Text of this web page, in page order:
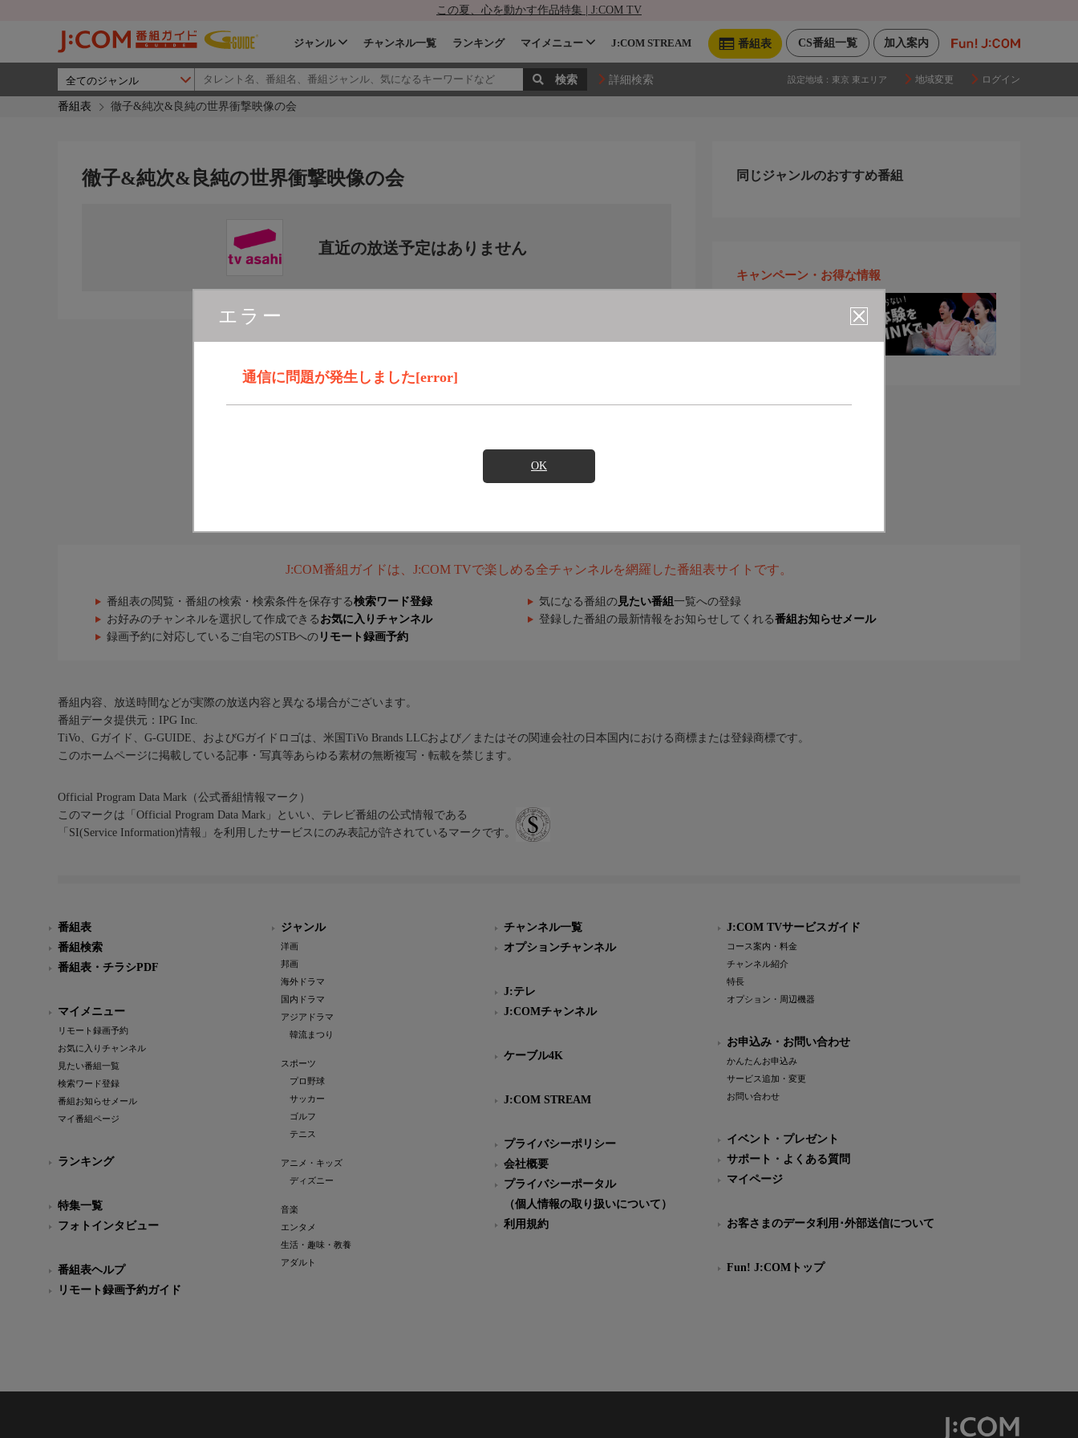
この夏、心を動かす作品特集 | J:COM TV
加入案内
CS番組一覧
番組表
ジャンル チャンネル一覧 ランキング マイメニュー J:COM STREAM
詳細検索 設定地域： 東京 東エリア 地域変更 ログイン
番組表 徹子&純次&良純の世界衝撃映像の会
エラー
通信に問題が発生しました[error]
OK
徹子&純次&良純の世界衝撃映像の会
直近の放送予定はありません
同じジャンルのおすすめ番組
キャンペーン・お得な情報
J:COM番組ガイドは、J:COM TVで楽しめる全チャンネルを網羅した番組表サイトです。
番組表の閲覧・番組の検索・検索条件を保存する検索ワード登録 気になる番組の 見たい番組 一覧への登録
お好みのチャンネルを選択して作成できる お気に入りチャンネル 登録した番組の最新情報をお知らせしてくれる番組お知らせメール
録画予約に対応しているご自宅のSTBへの リモート録画予約
番組内容、放送時間などが実際の放送内容と異なる場合がございます。
番組データ提供元：IPG Inc.
TiVo、Gガイド、G-GUIDE、およびGガイドロゴは、米国TiVo Brands LLCおよび／またはその関連会社の日本国内における商標または登録商標です。
このホームページに掲載している記事・写真等あらゆる素材の無断複写・転載を禁じます。
Official Program Data Mark（公式番組情報マーク）
このマークは「Official Program Data Mark」といい、テレビ番組の公式情報である
「SI(Service Information)情報」を利用したサービスにのみ表記が許されているマークです。
番組表
番組検索
番組表・チラシPDF
マイメニュー
リモート録画予約
お気に入りチャンネル
見たい番組一覧
検索ワード登録
番組お知らせメール
マイ番組ページ
ランキング
特集一覧
フォトインタビュー
番組表ヘルプ
リモート録画予約ガイド
ジャンル
洋画
邦画
海外ドラマ
国内ドラマ
アジアドラマ
韓流まつり
スポーツ
プロ野球
サッカー
ゴルフ
テニス
アニメ・キッズ
ディズニー
音楽
エンタメ
生活・趣味・教養
アダルト
チャンネル一覧
オプションチャンネル
J:テレ
J:COMチャンネル
ケーブル4K
J:COM STREAM
プライバシーポリシー
会社概要
プライバシーポータル
（個人情報の取り扱いについて）
利用規約
J:COM TVサービスガイド
コース案内・料金
チャンネル紹介
特長
オプション・周辺機器
お申込み・お問い合わせ
かんたんお申込み
サービス追加・変更
お問い合わせ
イベント・プレゼント
サポート・よくある質問
マイページ
お客さまのデータ利用･外部送信について
Fun! J:COMトップ